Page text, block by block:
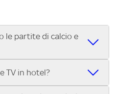
le partite di calcio e
vedere le partite di Serie A,
TV in hotel?